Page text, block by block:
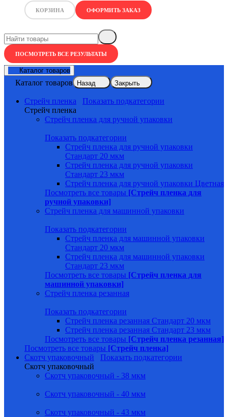
КОРЗИНА ОФОРМИТЬ ЗАКАЗ
ПОСМОТРЕТЬ ВСЕ РЕЗУЛЬТАТЫ
Каталог товаров
Каталог товаров Назад Закрыть
Стрейч пленка
Показать подкатегории
Стрейч пленка
Стрейч пленка для ручной упаковки
Показать подкатегории
Стрейч пленка для ручной упаковки
Стандарт 20 мкм
Стрейч пленка для ручной упаковки
Стандарт 23 мкм
Стрейч пленка для ручной упаковки Цветная
Посмотреть все товары [Стрейч пленка для
ручной упаковки]
Стрейч пленка для машинной упаковки
Показать подкатегории
Стрейч пленка для машинной упаковки
Стандарт 20 мкм
Стрейч пленка для машинной упаковки
Стандарт 23 мкм
Посмотреть все товары [Стрейч пленка для
машинной упаковки]
Стрейч пленка резанная
Показать подкатегории
Стрейч пленка резанная Стандарт 20 мкм
Стрейч пленка резанная Стандарт 23 мкм
Посмотреть все товары [Стрейч пленка резанная]
Посмотреть все товары [Стрейч пленка]
Скотч упаковочный
Показать подкатегории
Скотч упаковочный
Скотч упаковочный - 38 мкм
Скотч упаковочный - 40 мкм
Скотч упаковочный - 43 мкм